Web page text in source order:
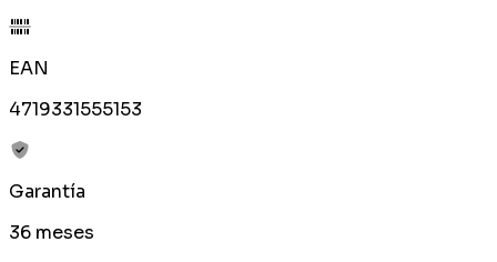
EAN
4719331555153
Garantía
36 meses